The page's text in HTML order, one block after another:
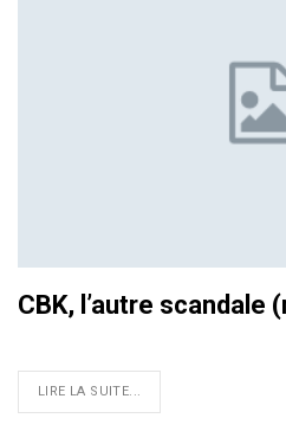
CBK, l’autre scandale
LIRE LA SUITE...